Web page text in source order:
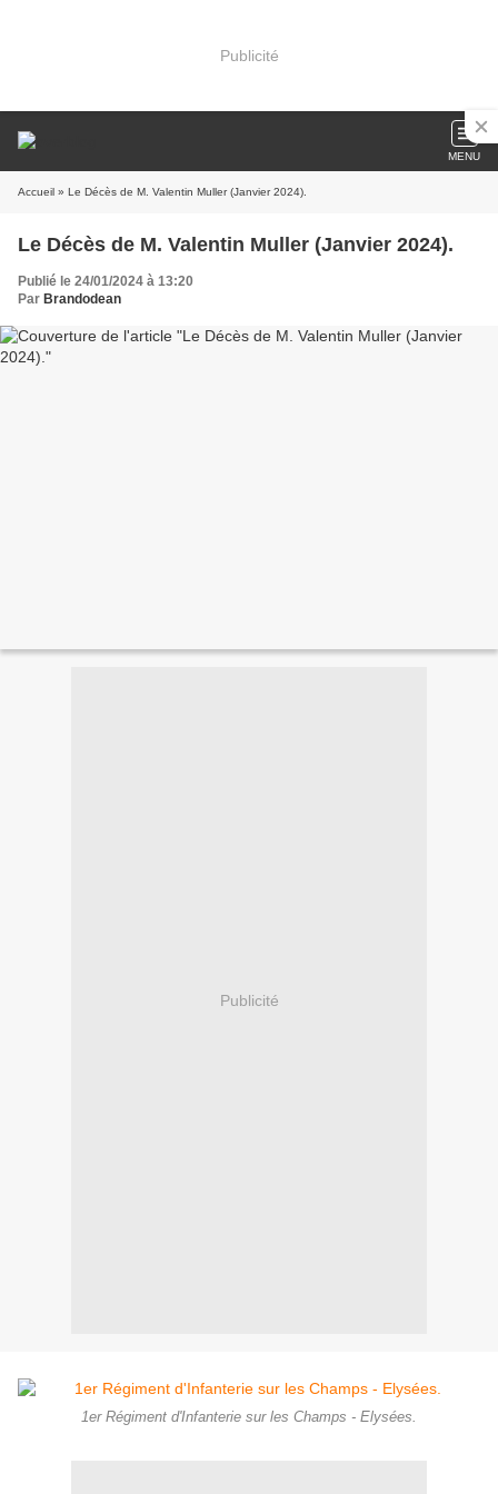
Publicité
MENU
Accueil » Le Décès de M. Valentin Muller (Janvier 2024).
Le Décès de M. Valentin Muller (Janvier 2024).
Publié le 24/01/2024 à 13:20
Par Brandodean
Publicité
1er Régiment d'Infanterie sur les Champs - Elysées.